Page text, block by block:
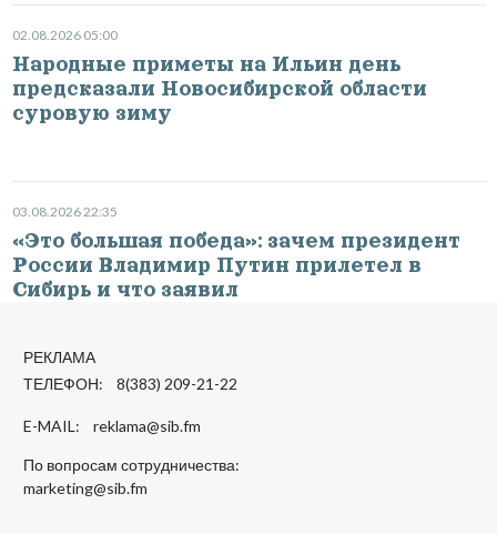
02.08.2026 05:00
Народные приметы на Ильин день
предсказали Новосибирской области
суровую зиму
03.08.2026 22:35
«Это большая победа»: зачем президент
России Владимир Путин прилетел в
Сибирь и что заявил
РЕКЛАМА
ТЕЛЕФОН: 8(383) 209-21-22
E-MAIL: reklama@sib.fm
По вопросам сотрудничества:
marketing@sib.fm